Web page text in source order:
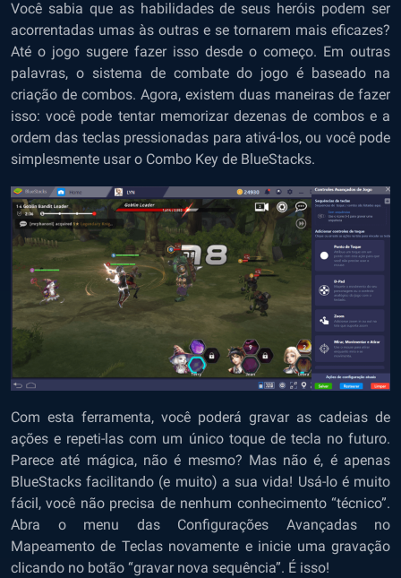
Você sabia que as habilidades de seus heróis podem ser
acorrentadas umas às outras e se tornarem mais eficazes?
Até o jogo sugere fazer isso desde o começo. Em outras
palavras, o sistema de combate do jogo é baseado na
criação de combos. Agora, existem duas maneiras de fazer
isso: você pode tentar memorizar dezenas de combos e a
ordem das teclas pressionadas para ativá-los, ou você pode
simplesmente usar o Combo Key de BlueStacks.
Com esta ferramenta, você poderá gravar as cadeias de
ações e repeti-las com um único toque de tecla no futuro.
Parece até mágica, não é mesmo? Mas não é, é apenas
BlueStacks facilitando (e muito) a sua vida! Usá-lo é muito
fácil, você não precisa de nenhum conhecimento “técnico”.
Abra o menu das Configurações Avançadas no
Mapeamento de Teclas novamente e inicie uma gravação
clicando no botão “gravar nova sequência”. É isso!